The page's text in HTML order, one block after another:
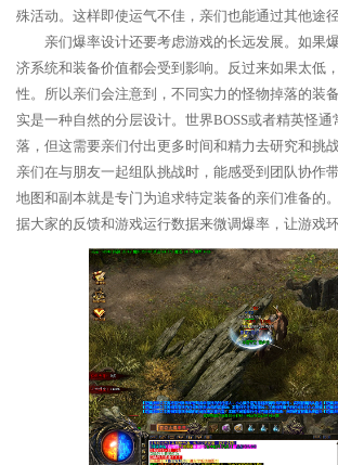
殊活动。这样即使运气不佳，亲们也能通过其他途
亲们爆率设计还要考虑游戏的长远发展。如果
济系统和装备价值都会受到影响。反过来如果太低
性。所以亲们会注意到，不同实力的怪物掉落的装
实是一种自然的分层设计。世界BOSS或者精英怪
落，但这需要亲们付出更多时间和精力去研究和挑
亲们在与朋友一起组队挑战时，能感受到团队协作
地图和副本就是专门为追求特定装备的亲们准备的
据大家的反馈和游戏运行数据来微调爆率，让游戏